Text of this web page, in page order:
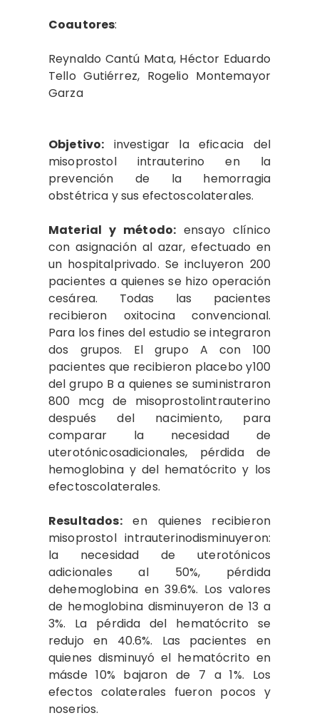
Coautores:
Reynaldo Cantú Mata, Héctor Eduardo
Tello Gutiérrez, Rogelio Montemayor
Garza
Objetivo: investigar la eficacia del
misoprostol intrauterino en la
prevención de la hemorragia
obstétrica y sus efectoscolaterales.
Material y método: ensayo clínico
con asignación al azar, efectuado en
un hospitalprivado. Se incluyeron 200
pacientes a quienes se hizo operación
cesárea. Todas las pacientes
recibieron oxitocina convencional.
Para los fines del estudio se integraron
dos grupos. El grupo A con 100
pacientes que recibieron placebo y100
del grupo B a quienes se suministraron
800 mcg de misoprostolintrauterino
después del nacimiento, para
comparar la necesidad de
uterotónicosadicionales, pérdida de
hemoglobina y del hematócrito y los
efectoscolaterales.
Resultados:en quienes recibieron
misoprostol intrauterinodisminuyeron:
la necesidad de uterotónicos
adicionales al 50%, pérdida
dehemoglobina en 39.6%. Los valores
de hemoglobina disminuyeron de 13 a
3%. La pérdida del hematócrito se
redujo en 40.6%. Las pacientes en
quienes disminuyó el hematócrito en
másde 10% bajaron de 7 a 1%. Los
efectos colaterales fueron pocos y
noserios.